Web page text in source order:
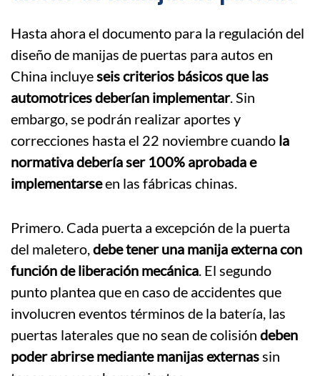
Hasta ahora el documento para la regulación del
diseño de manijas de puertas para autos en
China incluyeseis criterios básicos que las
automotrices deberían implementar. Sin
embargo, se podrán realizar aportes y
correcciones hasta el 22 noviembre cuando la
normativa debería ser 100% aprobada e
implementarseen las fábricas chinas.
Primero. Cada puerta a excepción de la puerta
del maletero,debe tener una manija externa con
función de liberación mecánica. El segundo
punto plantea que en caso de accidentes que
involucren eventos términos de la batería, las
puertas laterales que no sean de colisión deben
poder abrirse mediante manijas externassin